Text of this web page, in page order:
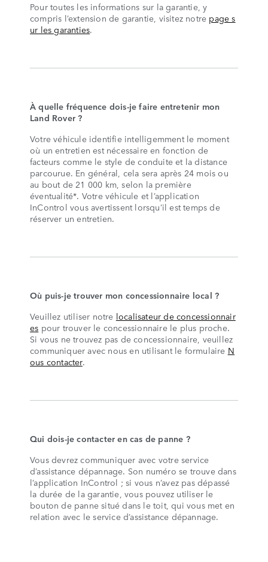
Pour toutes les informations sur la garantie, y
compris l’extension de garantie, visitez notre page s
ur les garanties.
À quelle fréquence dois-je faire entretenir mon
Land Rover ?
Votre véhicule identifie intelligemment le moment
où un entretien est nécessaire en fonction de
facteurs comme le style de conduite et la distance
parcourue. En général, cela sera après 24 mois ou
au bout de 21 000 km, selon la première
éventualité*. Votre véhicule et l’application
InControl vous avertissent lorsqu’il est temps de
réserver un entretien.
Où puis-je trouver mon concessionnaire local ?
Veuillez utiliser notre localisateur de concessionnair
es pour trouver le concessionnaire le plus proche.
Si vous ne trouvez pas de concessionnaire, veuillez
communiquer avec nous en utilisant le formulaire N
ous contacter.
Qui dois-je contacter en cas de panne ?
Vous devrez communiquer avec votre service
d’assistance dépannage. Son numéro se trouve dans
l’application InControl ; si vous n’avez pas dépassé
la durée de la garantie, vous pouvez utiliser le
bouton de panne situé dans le toit, qui vous met en
relation avec le service d’assistance dépannage.